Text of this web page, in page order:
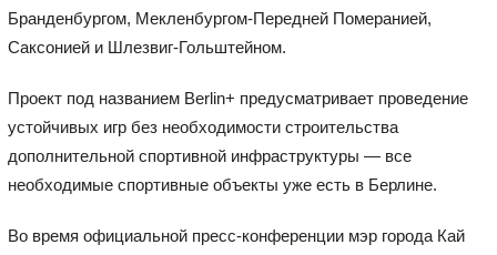
Бранденбургом, Мекленбургом-Передней Померанией,
Саксонией и Шлезвиг-Гольштейном.
Проект под названием Berlin+ предусматривает проведение
устойчивых игр без необходимости строительства
дополнительной спортивной инфраструктуры — все
необходимые спортивные объекты уже есть в Берлине.
Во время официальной пресс-конференции мэр города Кай